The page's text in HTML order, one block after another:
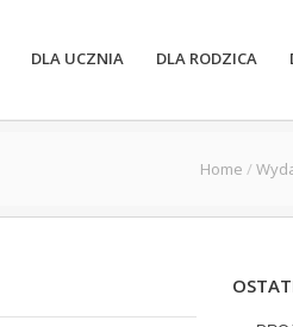
DLA UCZNIA DLA RODZICA
Home /